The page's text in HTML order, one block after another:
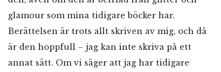
glamour som mina tidigare böcker har.
Berättelsen är trots allt skriven av mig, och då
är den hoppfull – jag kan inte skriva på ett
annat sätt. Om vi säger att jag har tidigare